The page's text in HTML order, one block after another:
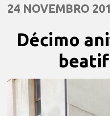
24 NOVEMBRO
Décimo